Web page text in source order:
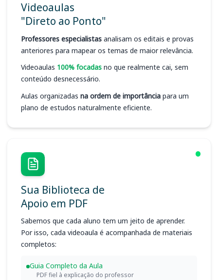
Videoaulas
"Direto ao Ponto"
Professores especialistas analisam os editais e provas
anteriores para mapear os temas de maior relevância.
Videoaulas 100% focadas no que realmente cai, sem
conteúdo desnecessário.
Aulas organizadas na ordem de importância para um
plano de estudos naturalmente eficiente.
Sua Biblioteca de
Apoio em PDF
Sabemos que cada aluno tem um jeito de aprender.
Por isso, cada videoaula é acompanhada de materiais
completos:
Guia Completo da Aula
PDF fiel à explicação do professor